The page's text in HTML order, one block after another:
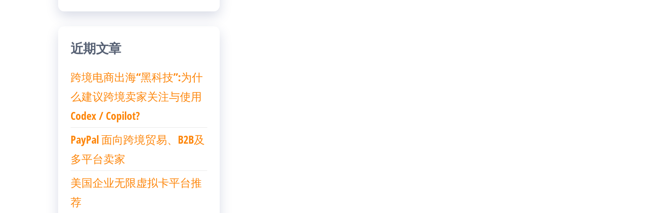
近期文章
跨境电商出海“黑科技”:为什
么建议跨境卖家关注与使用
Codex / Copilot?
PayPal 面向跨境贸易、B2B及
多平台卖家
美国企业无限虚拟卡平台推
荐